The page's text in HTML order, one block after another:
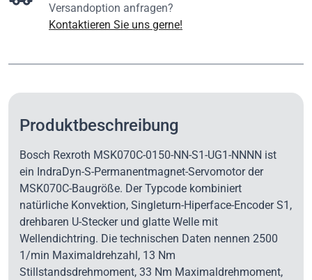
Versandoption anfragen?
Kontaktieren Sie uns gerne!
Produktbeschreibung
Bosch Rexroth MSK070C-0150-NN-S1-UG1-NNNN ist
ein IndraDyn-S-Permanentmagnet-Servomotor der
MSK070C-Baugröße. Der Typcode kombiniert
natürliche Konvektion, Singleturn-Hiperface-Encoder S1,
drehbaren U-Stecker und glatte Welle mit
Wellendichtring. Die technischen Daten nennen 2500
1/min Maximaldrehzahl, 13 Nm
Stillstandsdrehmoment, 33 Nm Maximaldrehmoment,